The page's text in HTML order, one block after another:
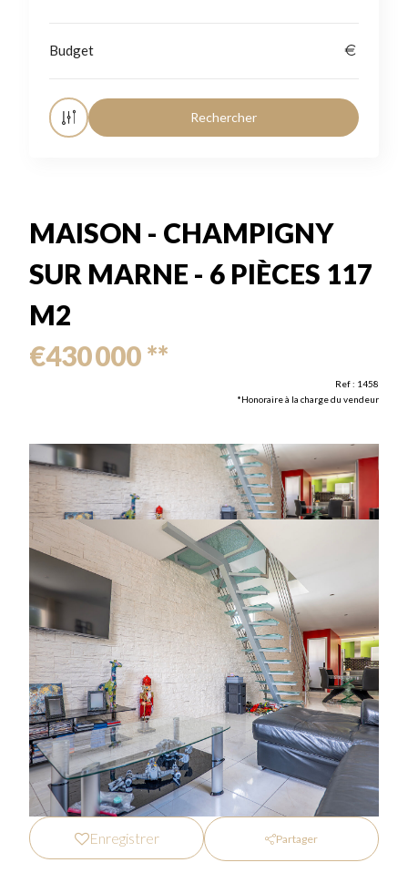
MAISON - CHAMPIGNY
SUR MARNE - 6 PIÈCES 117
M2
€430 000**
Ref : 1458
*Honoraire à la charge du vendeur
Enregistrer Partager